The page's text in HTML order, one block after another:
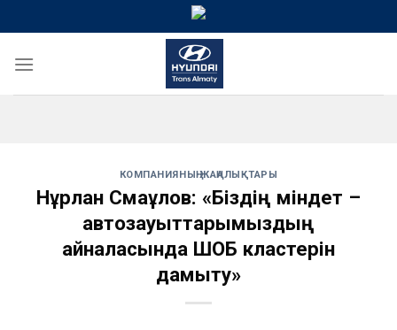
to
content
КОМПАНИЯНЫҢ ЖАҢАЛЫҚТАРЫ
Нұрлан Смағұлов: «Біздің міндет –
автозауыттарымыздың
айналасында ШОБ кластерін
дамыту»